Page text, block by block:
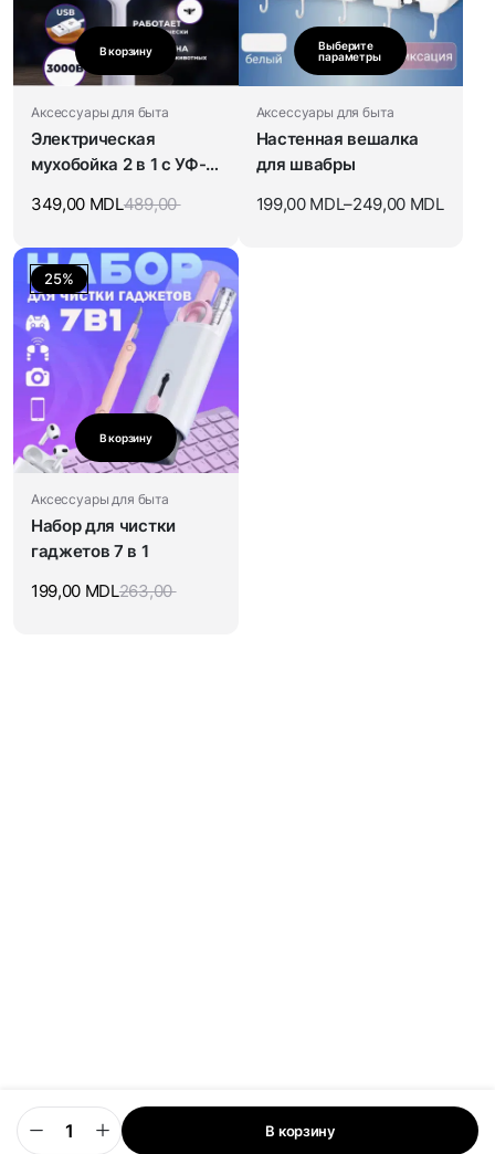
В корзину
В корзину
Аксессуары для быта
Электрическая
мухобойка 2 в 1 c УФ-
489,00
349,00 MDL
Выберите
параметры
Аксессуары для быта
Настенная вешалка
для швабры
199,00 MDL–249,00 MDL
25%
В корзину
Аксессуары для быта
Набор для чистки
гаджетов 7 в 1
263,00
199,00 MDL